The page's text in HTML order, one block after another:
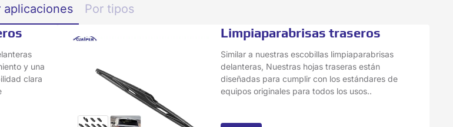
aplicaciones Por tipos
y una
clara
Limpiaparabrisas traseros
Similar a nuestras escobillas limpiaparabrisas
delanteras, Nuestras hojas traseras están
diseñadas para cumplir con los estándares de
equipos originales para todos los usos..